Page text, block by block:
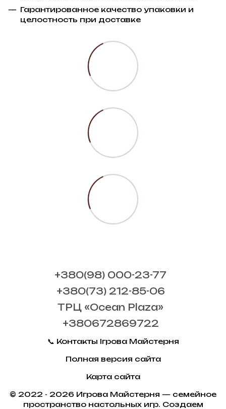
Гарантированное качество упаковки и
целостность при доставке
+380(98) 000-23-77
+380(73) 212-85-06
ТРЦ «Ocean Plaza»
+380672869722
📞 Контакты Ігрова Майстерня
Полная версия сайта
Карта сайта
© 2022 - 2026 Игрова Майстерня — семейное
пространство настольных игр. Создаем